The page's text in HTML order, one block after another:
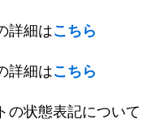
詳細はこちら
詳細はこちら
の状態表記について